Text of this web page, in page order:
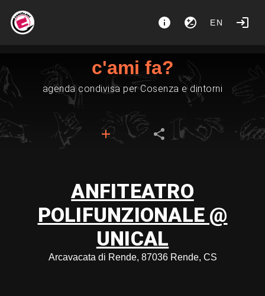
EN
c'ami fa?
agenda condivisa per Cosenza e dintorni
ANFITEATRO
POLIFUNZIONALE @
UNICAL
Arcavacata di Rende, 87036 Rende, CS